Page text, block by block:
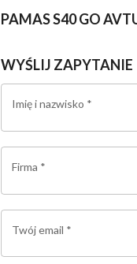
PAMAS S40 GO
WYŚLIJ ZAPYTANIE
Imię i nazwisko *
Firma *
Twój email *